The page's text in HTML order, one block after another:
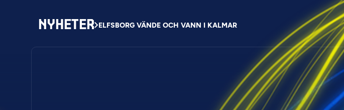
NYHETER ELFSBORG VÄNDE OCH VANN I KALMAR